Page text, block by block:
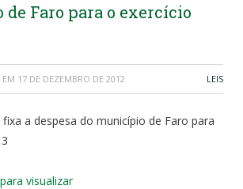
Faro para o exercício
EM 17 DE DEZEMBRO DE 2012 LEIS
a despesa do município de Faro para
visualizar